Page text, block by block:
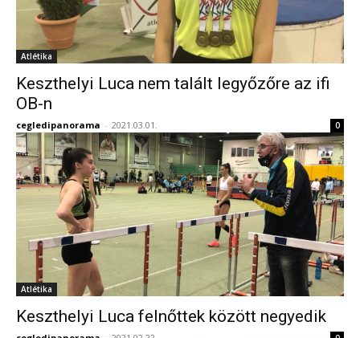
Atlétika
Keszthelyi Luca nem talált legyőzőre az ifi
OB-n
cegledipanorama - 2021.03.01. 0
Atlétika
Keszthelyi Luca felnőttek között negyedik